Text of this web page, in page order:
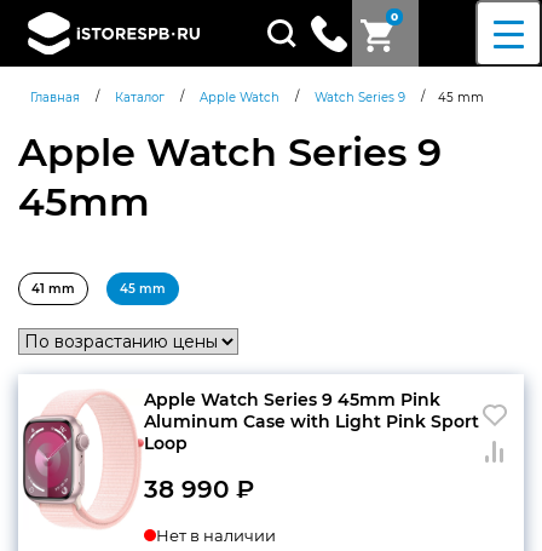
0
Поиск
товаров
Главная / Каталог / Apple Watch / Watch Series 9 / 45 mm
Apple Watch Series 9
45mm
41 mm 45 mm
Apple Watch Series 9 45mm Pink
Aluminum Case with Light Pink Sport
Loop
38 990 ₽
Нет в наличии
Согласен c